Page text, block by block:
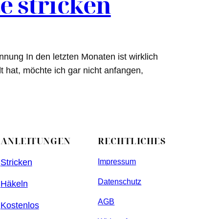
In den letzten Monaten ist wirklich
hat, möchte ich gar nicht anfangen,
ANLEITUNGEN
Stricken
Häkeln
Kostenlos
RECHTLICHES
Impressum
Datenschutz
AGB